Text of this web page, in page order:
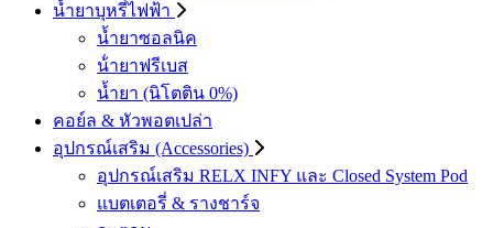
น้ำยาบุหรี่ไฟฟ้า
น้ำยาซอลนิค
น้ํายาฟรีเบส
น้ำยา (นิโตติน 0%)
คอย์ล & หัวพอตเปล่า
อุปกรณ์เสริม (Accessories)
อุปกรณ์เสริม RELX INFY และ Closed System Pod
แบตเตอรี่ & รางชาร์จ